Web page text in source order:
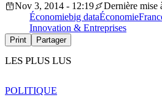
Nov 3, 2014 - 12:19
Dernière mise
Économiebig dataÉconomie
Innovation & Entreprises
Print Partager
LES PLUS LUS
POLITIQUE